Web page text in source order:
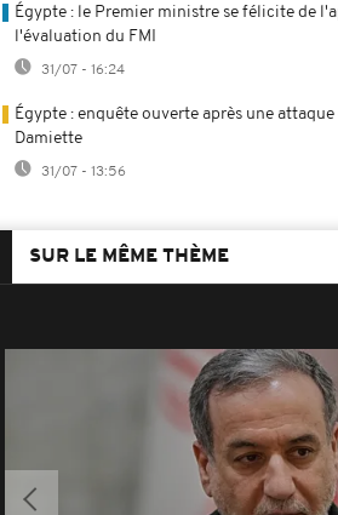
Égypte : le Premier ministre se félicite de
l'évaluation du FMI
31/07 - 16:24
Égypte : enquête ouverte après une
Damiette
31/07 - 13:56
SUR LE MÊME THÈME